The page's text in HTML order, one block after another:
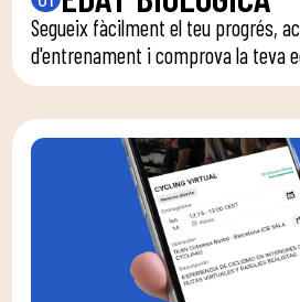
Segueix fàcilment el teu progrés,
d'entrenament i comprova la teva